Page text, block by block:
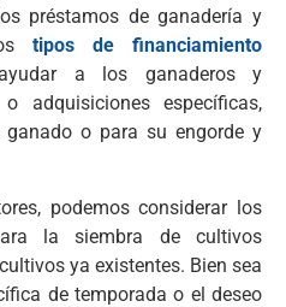
préstamos de ganadería y
tipos de financiamiento
a los ganaderos y
adquisiciones específicas,
o para su engorde y
podemos considerar los
la siembra de cultivos
ya existentes. Bien sea
de temporada o el deseo